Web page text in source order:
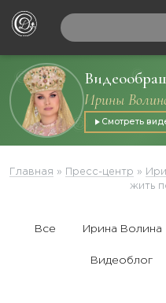
Ирины
Смотреть
Главная » Пресс-центр »
жить
Все Ирина Волина
Видеоблог